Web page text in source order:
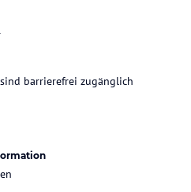
barrierefrei zugänglich